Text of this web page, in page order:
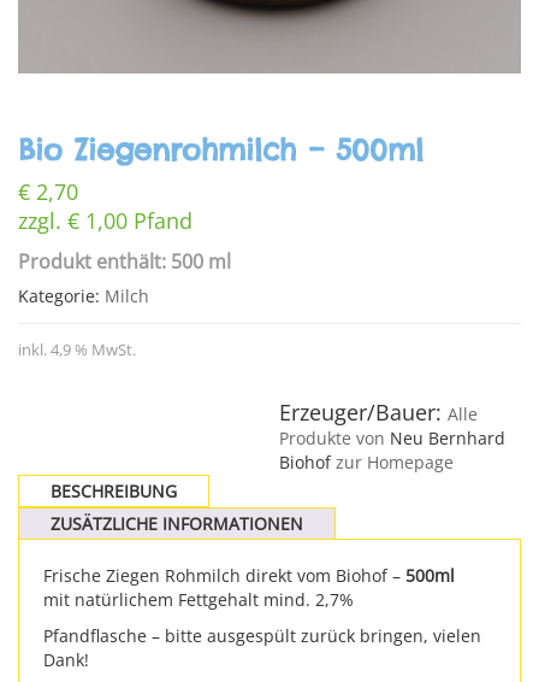
Bio Ziegenrohmilch – 500ml
€ 2,70
zzgl. € 1,00 Pfand
Produkt enthält: 500 ml
Kategorie: Milch
inkl. 4,9 % MwSt.
Erzeuger/Bauer:Alle
Produkte von Neu Bernhard
Biohofzur Homepage
BESCHREIBUNG
ZUSÄTZLICHE INFORMATIONEN
Frische Ziegen Rohmilch direkt vom Biohof – 500ml
mit natürlichem Fettgehalt mind. 2,7%
Pfandflasche – bitte ausgespült zurück bringen, vielen
Dank!